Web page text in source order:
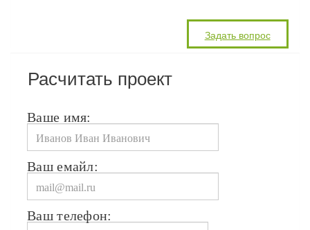
Расчитать проект
Ваше имя:
Ваш емайл:
Ваш телефон: